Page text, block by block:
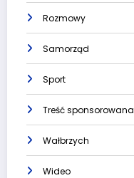
Rozmowy
Samorząd
Sport
Treść sponsorowana
Wałbrzych
Wideo